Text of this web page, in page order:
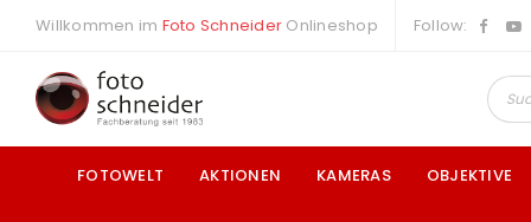
Willkommen im Foto Schneider Onlineshop Follow:
FOTOWELT AKTIONEN KAMERAS OBJEKTIVE